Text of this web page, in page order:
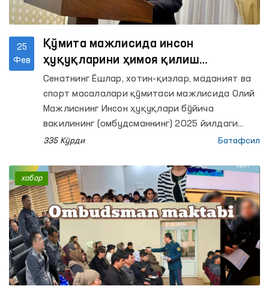
25
Фев
Қўмита мажлисида инсон
ҳуқуқларини ҳимоя қилиш
соҳасидаги ишлар сарҳисоб
қилинди
Сенатнинг Ёшлар, хотин-қизлар, маданият ва
спорт масалалари қўмитаси мажлисида Олий
Мажлиснинг Инсон ҳуқуқлари бўйича
вакилининг (омбудсманнинг) 2025 йилдаги
фаолияти тўғрисидаги маърузаси кўриб
335 Кўрди Батафсил
хабар